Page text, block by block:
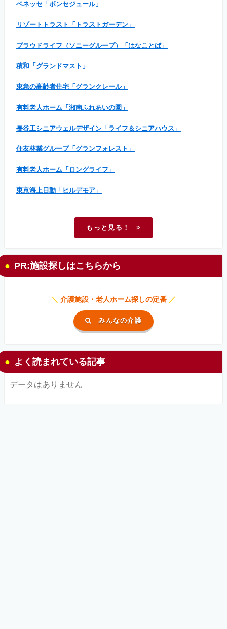
ベネッセ「ボンセジュール」
リゾートトラスト「トラストガーデン」
プラウドライフ（ソニーグループ）「はなことば」
積和「グランドマスト」
東急の高齢者住宅「グランクレール」
有料老人ホーム「湘南ふれあいの園」
長谷工シニアウェルデザイン「ライフ＆シニアハウス」
住友林業グループ「グランフォレスト」
有料老人ホーム「ロングライフ」
東京海上日動「ヒルデモア」
もっと見る！
PR:施設探しはこちらから
＼ 介護施設・老人ホーム探しの定番 ／
みんなの介護
よく読まれている記事
データはありません